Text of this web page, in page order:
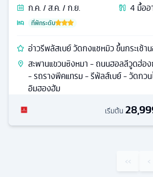
ก.ค. / ส.ค. / ก.ย.
4 มื้ออ
ที่พักระดับ
อ่าวรีพลัสเบย์ วัดกงแชหมิว ขึ้นกระเช้า
สะพานแขวนซิงหมา - ถนนฮอลลีวูดฮ่อ
- รถรางพีคแทรม - รีพัลส์เบย์ - วัดกวน
อิมฮองฮัม
เริ่มต้น
‹‹ ‹